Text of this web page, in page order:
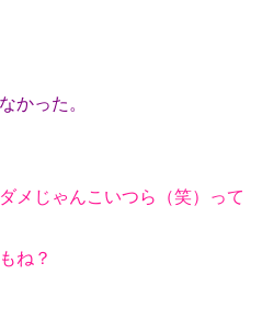
かった。
メじゃんこいつら（笑）って
もね？